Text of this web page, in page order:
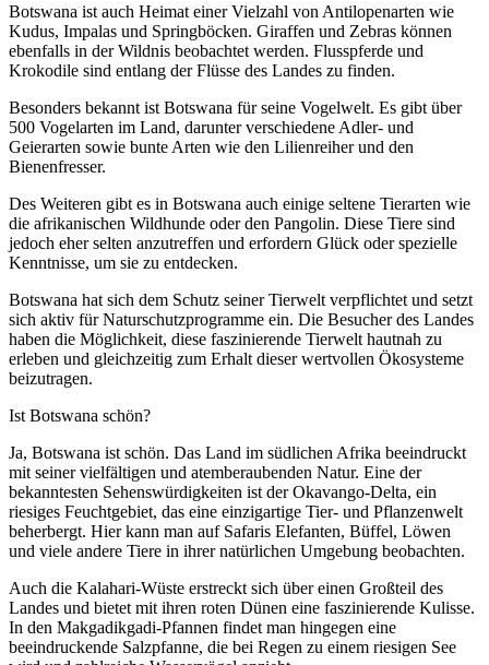
Botswana ist auch Heimat einer Vielzahl von Antilopenarten wie
Kudus, Impalas und Springböcken. Giraffen und Zebras können
ebenfalls in der Wildnis beobachtet werden. Flusspferde und
Krokodile sind entlang der Flüsse des Landes zu finden.
Besonders bekannt ist Botswana für seine Vogelwelt. Es gibt über
500 Vogelarten im Land, darunter verschiedene Adler- und
Geierarten sowie bunte Arten wie den Lilienreiher und den
Bienenfresser.
Des Weiteren gibt es in Botswana auch einige seltene Tierarten wie
die afrikanischen Wildhunde oder den Pangolin. Diese Tiere sind
jedoch eher selten anzutreffen und erfordern Glück oder spezielle
Kenntnisse, um sie zu entdecken.
Botswana hat sich dem Schutz seiner Tierwelt verpflichtet und setzt
sich aktiv für Naturschutzprogramme ein. Die Besucher des Landes
haben die Möglichkeit, diese faszinierende Tierwelt hautnah zu
erleben und gleichzeitig zum Erhalt dieser wertvollen Ökosysteme
beizutragen.
Ist Botswana schön?
Ja, Botswana ist schön. Das Land im südlichen Afrika beeindruckt
mit seiner vielfältigen und atemberaubenden Natur. Eine der
bekanntesten Sehenswürdigkeiten ist der Okavango-Delta, ein
riesiges Feuchtgebiet, das eine einzigartige Tier- und Pflanzenwelt
beherbergt. Hier kann man auf Safaris Elefanten, Büffel, Löwen
und viele andere Tiere in ihrer natürlichen Umgebung beobachten.
Auch die Kalahari-Wüste erstreckt sich über einen Großteil des
Landes und bietet mit ihren roten Dünen eine faszinierende Kulisse.
In den Makgadikgadi-Pfannen findet man hingegen eine
beeindruckende Salzpfanne, die bei Regen zu einem riesigen See